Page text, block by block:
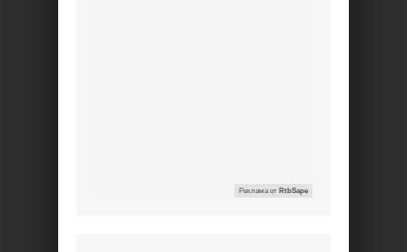
Реклама от RtbSape